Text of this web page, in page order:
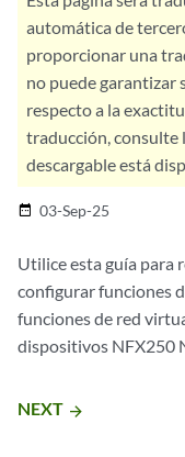
automática de
proporcionar una
no puede garantizar
respecto a la
traducción, consulte
descargable está
date_range 03-Sep-25
Utilice esta guía para
configurar funciones
funciones de red
dispositivos NFX250
NEXT arrow_forward